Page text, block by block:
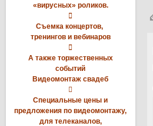
«вирусных» роликов.

Съемка концертов,
тренингов и вебинаров

А также торжественных
событий
Видеомонтаж свадеб

Специальные цены и
предложения по видеомонтажу,
для телеканалов,